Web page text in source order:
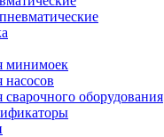
минимоек
насосов
сварочного оборудования